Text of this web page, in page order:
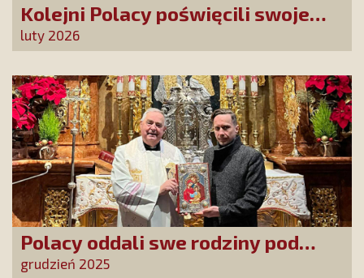
Kolejni Polacy poświęcili swoje
sprawy Matce Bożej Uzdrowienie
Chorych!
luty 2026
Polacy oddali swe rodziny pod
opiekę Najświętszej Rodziny!
grudzień 2025